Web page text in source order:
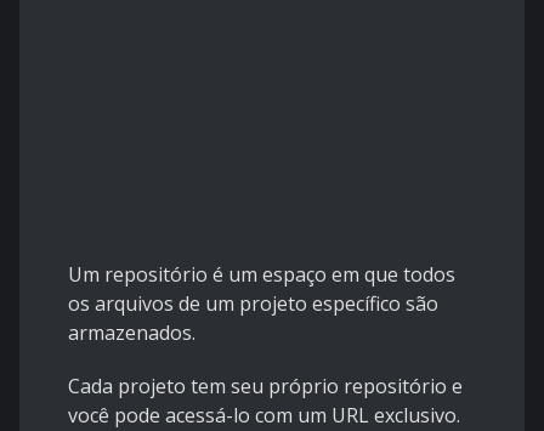
Um repositório é um espaço em que todos
os arquivos de um projeto específico são
armazenados.
Cada projeto tem seu próprio repositório e
você pode acessá-lo com um URL exclusivo.